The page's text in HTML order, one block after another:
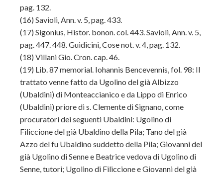
pag. 132.
(16) Savioli, Ann. v. 5, pag. 433.
(17) Sigonius, Histor. bonon. col. 443. Savioli, Ann. v. 5,
pag. 447. 448. Guidicini, Cose not. v. 4, pag. 132.
(18) Villani Gio. Cron. cap. 46.
(19) Lib. 87 memorial. Iohannis Bencevennis, fol. 98: Il
trattato venne fatto da Ugolino del già Albizzo
(Ubaldini) di Monteaccianico e da Lippo di Enrico
(Ubaldini) priore di s. Clemente di Signano, come
procuratori dei seguenti Ubaldini: Ugolino di
Filiccione del già Ubaldino della Pila; Tano del già
Azzo del fu Ubaldino suddetto della Pila; Giovanni del
già Ugolino di Senne e Beatrice vedova di Ugolino di
Senne, tutori; Ugolino di Filiccione e Giovanni del già